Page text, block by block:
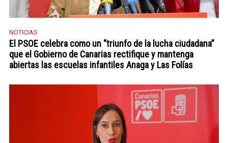
NOTICIAS
El PSOE celebra como un “triunfo de la lucha ciudadana”
que el Gobierno de Canarias rectifique y mantenga
abiertas las escuelas infantiles Anaga y Las Folías